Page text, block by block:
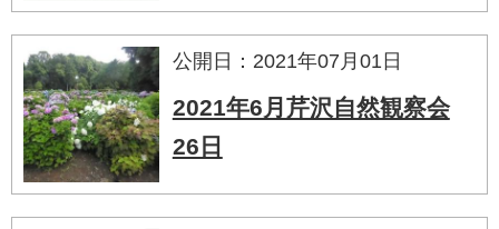
公開日：2021年07月01日
2021年6月芹沢自然観察会
26日